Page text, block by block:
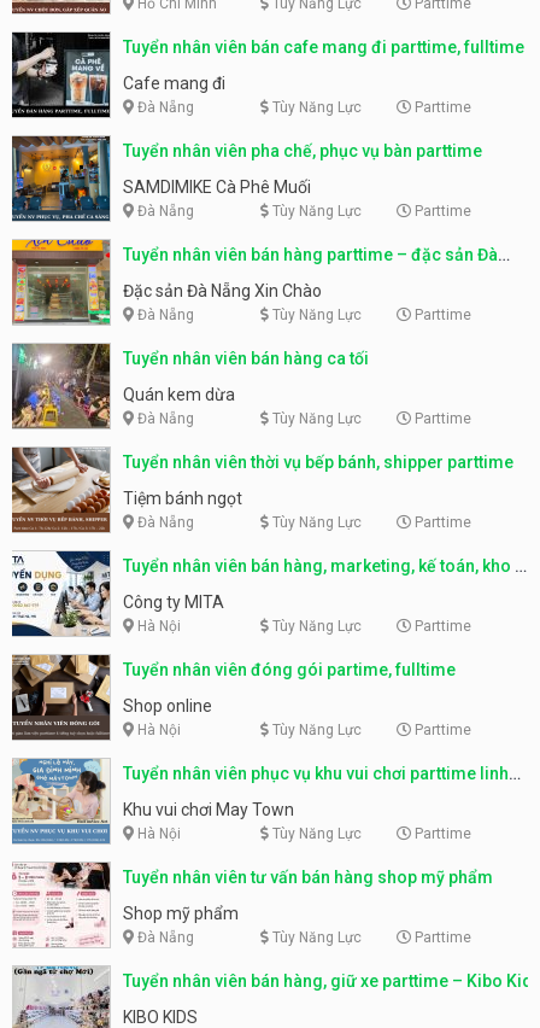
Tuyển nhân viên bán cafe mang đi parttime, fulltime
Cafe mang đi
Đà Nẵng Tùy Năng Lực Parttime
Tuyển nhân viên pha chế, phục vụ bàn parttime
SAMDIMIKE Cà Phê Muối
Đà Nẵng Tùy Năng Lực Parttime
Tuyển nhân viên bán hàng parttime – đặc sản Đà
Nẵng
Đặc sản Đà Nẵng Xin Chào
Đà Nẵng Tùy Năng Lực Parttime
Tuyển nhân viên bán hàng ca tối
Quán kem dừa
Đà Nẵng Tùy Năng Lực Parttime
Tuyển nhân viên thời vụ bếp bánh, shipper parttime
Tiệm bánh ngọt
Đà Nẵng Tùy Năng Lực Parttime
Tuyển nhân viên bán hàng, marketing, kế toán, kho –
parttime, fulltime
Công ty MITA
Hà Nội Tùy Năng Lực Parttime
Tuyển nhân viên đóng gói partime, fulltime
Shop online
Hà Nội Tùy Năng Lực Parttime
Tuyển nhân viên phục vụ khu vui chơi parttime linh
động
Khu vui chơi May Town
Hà Nội Tùy Năng Lực Parttime
Tuyển nhân viên tư vấn bán hàng shop mỹ phẩm
Shop mỹ phẩm
Đà Nẵng Tùy Năng Lực Parttime
Tuyển nhân viên bán hàng, giữ xe parttime – Kibo Kid
KIBO KIDS